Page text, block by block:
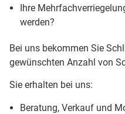
Ihre
werden?
Bei uns bekommen Sie
gewünschten Anzahl von
Sie erhalten bei uns:
Beratung, Verkauf und